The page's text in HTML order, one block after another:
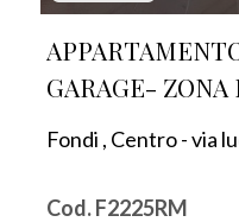
GARAGE- ZONA
Fondi , Centro - via
Cod. F2225RM